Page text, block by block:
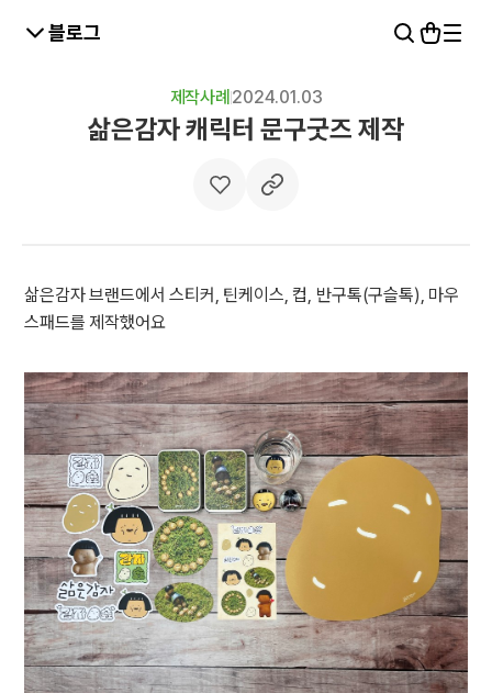
블로그
제작사례 2024.01.03
삶은감자 캐릭터 문구굿즈 제작
삶은감자 브랜드에서 스티커, 틴케이스, 컵, 반구톡(구슬톡), 마우
스패드를 제작했어요